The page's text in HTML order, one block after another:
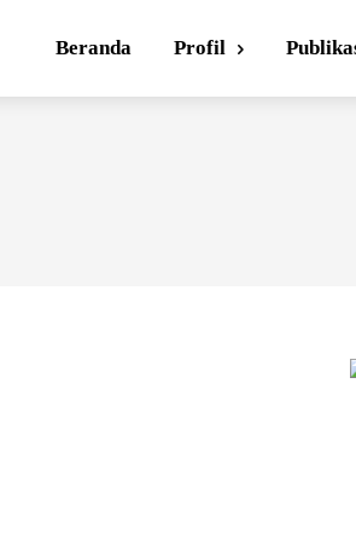
Beranda Profil